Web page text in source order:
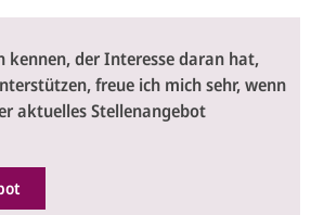
Unternehmen
Personen/juristische
bieten wir die nebenstehenden
kennen, der Interesse daran hat,
freue ich mich sehr, wenn
aktuelles Stellenangebot